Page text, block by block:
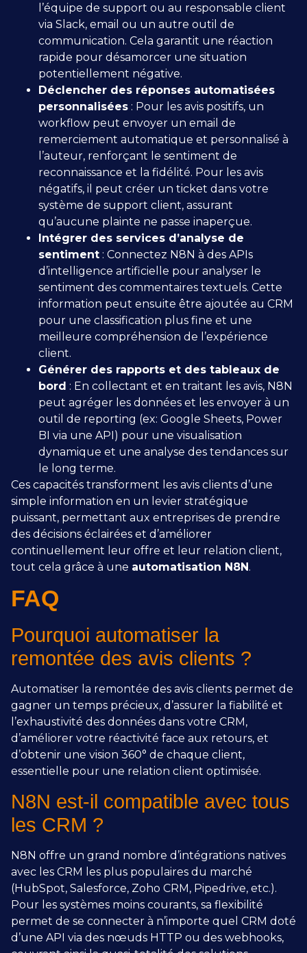
l’équipe de support ou au responsable client
via Slack, email ou un autre outil de
communication. Cela garantit une réaction
rapide pour désamorcer une situation
potentiellement négative.
Déclencher des réponses automatisées
personnalisées : Pour les avis positifs, un
workflow peut envoyer un email de
remerciement automatique et personnalisé à
l’auteur, renforçant le sentiment de
reconnaissance et la fidélité. Pour les avis
négatifs, il peut créer un ticket dans votre
système de support client, assurant
qu’aucune plainte ne passe inaperçue.
Intégrer des services d’analyse de
sentiment : Connectez N8N à des APIs
d’intelligence artificielle pour analyser le
sentiment des commentaires textuels. Cette
information peut ensuite être ajoutée au CRM
pour une classification plus fine et une
meilleure compréhension de l’expérience
client.
Générer des rapports et des tableaux de
bord : En collectant et en traitant les avis, N8N
peut agréger les données et les envoyer à un
outil de reporting (ex: Google Sheets, Power
BI via une API) pour une visualisation
dynamique et une analyse des tendances sur
le long terme.
Ces capacités transforment les avis clients d’une
simple information en un levier stratégique
puissant, permettant aux entreprises de prendre
des décisions éclairées et d’améliorer
continuellement leur offre et leur relation client,
tout cela grâce à une automatisation N8N.
FAQ
Pourquoi automatiser la
remontée des avis clients ?
Automatiser la remontée des avis clients permet de
gagner un temps précieux, d’assurer la fiabilité et
l’exhaustivité des données dans votre CRM,
d’améliorer votre réactivité face aux retours, et
d’obtenir une vision 360° de chaque client,
essentielle pour une relation client optimisée.
N8N est-il compatible avec tous
les CRM ?
N8N offre un grand nombre d’intégrations natives
avec les CRM les plus populaires du marché
(HubSpot, Salesforce, Zoho CRM, Pipedrive, etc.).
Pour les systèmes moins courants, sa flexibilité
permet de se connecter à n’importe quel CRM doté
d’une API via des nœuds HTTP ou des webhooks,